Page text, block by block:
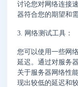
讨论您对网络连接
器符合您的期望和需
3. 网络测试工具：
您可以使用一些网
延迟。通过对服务
关于服务器网络性
现出较低的延迟和